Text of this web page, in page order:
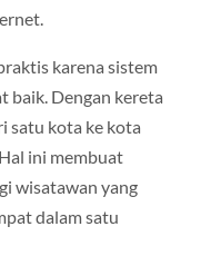
karena sistem
baik. Dengan kereta
satu kota ke kota
ini membuat
wisatawan yang
dalam satu